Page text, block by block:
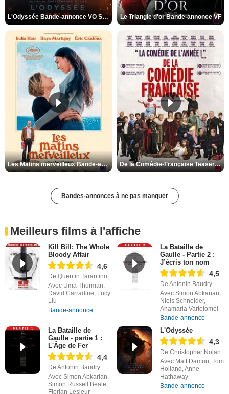
L'Odyssée Bande-annonce VO STFR Le Triangle d'or Bande-annonce VF
Les Matins merveilleux Bande-annonce VF De la Comédie-Française Teaser VF
Bandes-annonces à ne pas manquer
Meilleurs films à l'affiche
Kill Bill: The Whole
Bloody Affair
4,6
De Quentin Tarantino
Avec Uma Thurman,
David Carradine, Lucy
Liu
Bande-annonce
La Bataille de
Gaulle - Partie 2 :
J’écris ton nom
4,5
De Antonin Baudry
Avec Simon Abkarian,
Niels Schneider,
Anamaria Vartolomei
Bande-annonce
La Bataille de
Gaulle - partie 1 :
L'Âge de Fer
4,4
De Antonin Baudry
Avec Simon Abkarian,
Simon Russell Beale,
Florian Lesieur
L'Odyssée
4,3
De Christopher Nolan
Avec Matt Damon, Tom
Holland, Anne
Hathaway
Bande-annonce